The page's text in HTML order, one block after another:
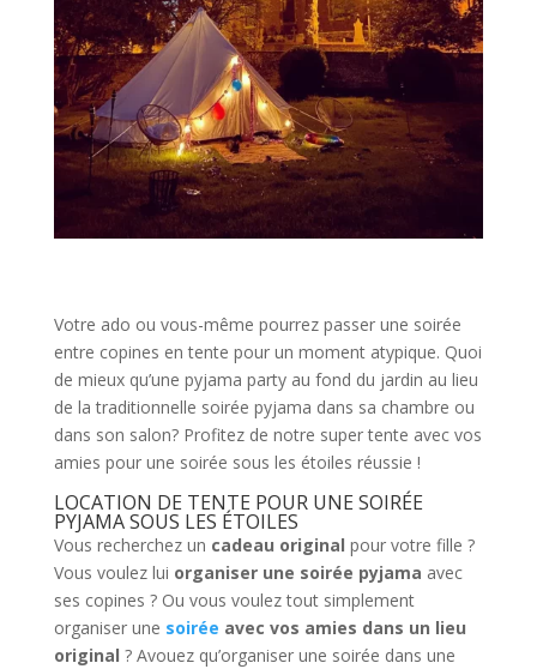
Votre ado ou vous-même pourrez passer une soirée
entre copines en tente pour un moment atypique. Quoi
de mieux qu’une pyjama party au fond du jardin au lieu
de la traditionnelle soirée pyjama dans sa chambre ou
dans son salon? Profitez de notre super tente avec vos
amies pour une soirée sous les étoiles réussie !
LOCATION DE TENTE POUR UNE SOIRÉE
PYJAMA SOUS LES ÉTOILES
Vous recherchez un cadeau original pour votre fille ?
Vous voulez lui organiser une soirée pyjama avec
ses copines ? Ou vous voulez tout simplement
organiser une soirée avec vos amies dans un lieu
original ? Avouez qu’organiser une soirée dans une